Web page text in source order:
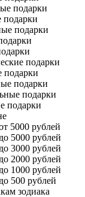
подарки
подарки
подарки
подарки
подарки
подарки
подарки
подарки
5000 рублей
5000 рублей
3000 рублей
2000 рублей
1000 рублей
500 рублей
зодиака